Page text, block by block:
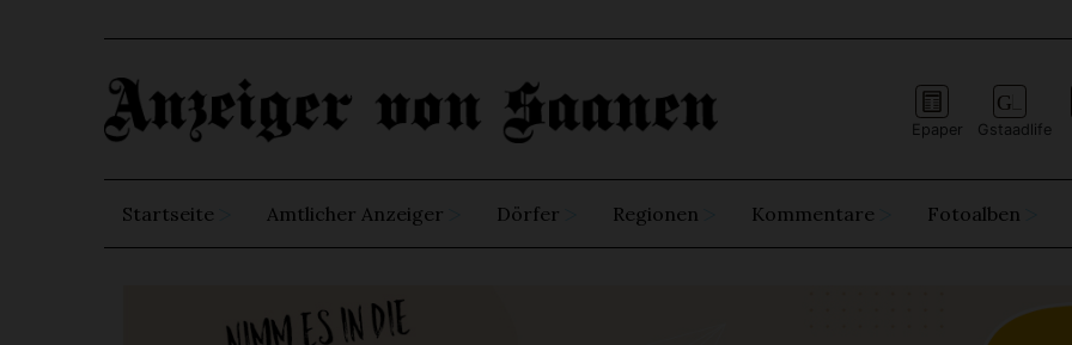
Epaper Gstaadlife
Startseite Amtlicher Anzeiger Dörfer Regionen Kommentare Fotoalben